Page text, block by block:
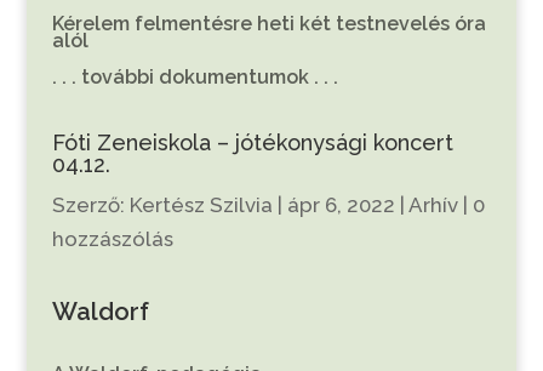
Kérelem felmentésre heti két testnevelés óra
alól
. . . további dokumentumok . . .
Fóti Zeneiskola – jótékonysági koncert
04.12.
Szerző: Kertész Szilvia | ápr 6, 2022 | Arhív| 0
hozzászólás
Waldorf